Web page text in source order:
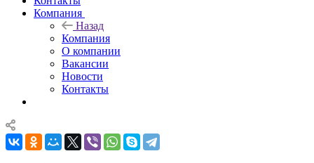
Компания
Назад
Компания
О компании
Вакансии
Новости
Контакты